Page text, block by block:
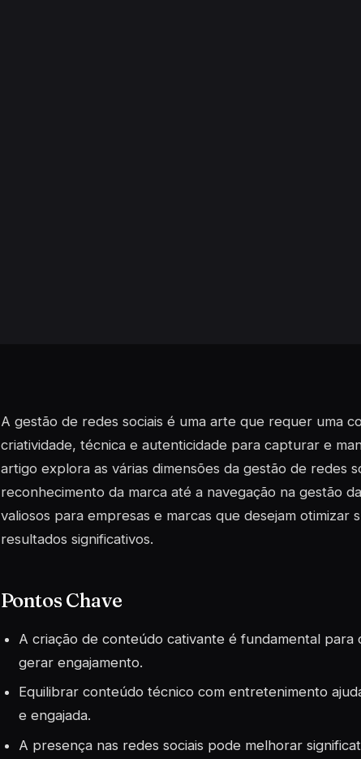
A gestão de redes sociais é uma arte que requer uma
criatividade, técnica e autenticidade para capturar e
artigo explora as várias dimensões da gestão de redes
reconhecimento da marca até a navegação na gestão
valiosos para empresas e marcas que desejam otimizar
resultados significativos.
Pontos Chave
A criação de conteúdo cativante é fundamental
gerar engajamento.
Equilibrar conteúdo técnico com entretenimento
e engajada.
A presença nas redes sociais pode melhorar